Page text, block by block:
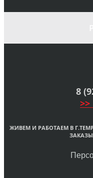
8
ЖИВЕМ И РАБОТАЕМ В
ЗАКАЗЫ